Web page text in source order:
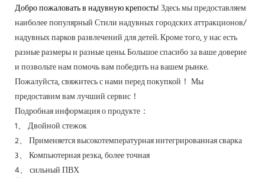
Добро пожаловать в надувную крепость!Здесь мы предоставляем
наиболеепопулярныйСтили надувных городских аттракционов/
надувных парков развлечений для детей. Кроме того, у нас есть
разные размеры и разные цены. Большое спасибо за ваше доверие
и позвольте нам помочь вам победить на вашем рынке.
Пожалуйста, свяжитесь с нами перед покупкой！ Мы
предоставим вам лучший сервис！
Подробная информация о продукте：
1、 Двойной стежок
2、 Применяется высокотемпературная интегрированная сварка
3、 Компьютерная резка, более точная
4、 сильныйПВХ